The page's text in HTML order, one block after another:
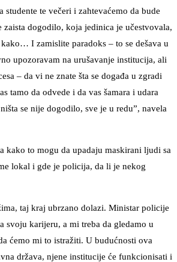
studente te večeri i zahtevaćemo da bude
zaista dogodilo, koja jedinica je učestvovala,
I zamislite paradoks – to se dešava u
upozoravam na urušavanje institucija, ali
– da vi ne znate šta se događa u zgradi
tamo da odvede i da vas šamara i udara
se nije dogodilo, sve je u redu”, navela
kako to mogu da upadaju maskirani ljudi sa
lokal i gde je policija, da li je nekog
taj kraj ubrzano dolazi. Ministar policije
svoju karijeru, a mi treba da gledamo u
ćemo mi to istražiti. U budućnosti ova
država, njene institucije će funkcionisati i